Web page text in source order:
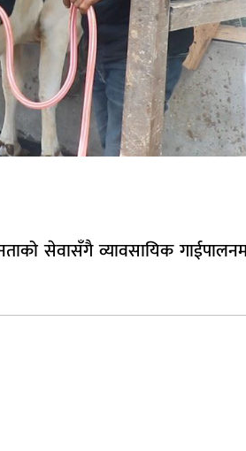
सेवासँगै व्यावसायिक